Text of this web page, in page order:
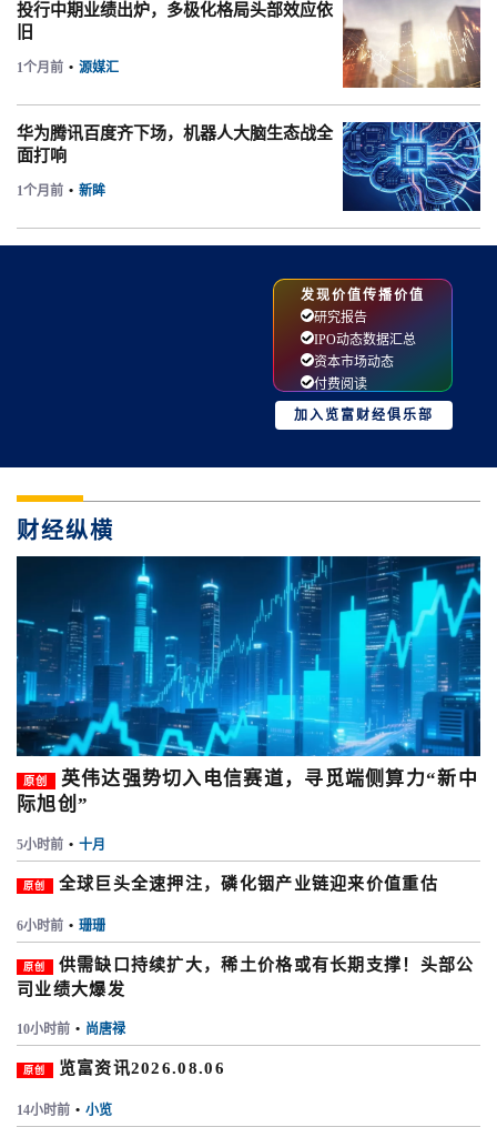
投行中期业绩出炉，多极化格局头部效应依
旧
1个月前 • 源媒汇
华为腾讯百度齐下场，机器人大脑生态战全
面打响
1个月前 • 新眸
发现价值传播价值
研究报告
IPO动态数据汇总
资本市场动态
付费阅读
加入览富财经俱乐部
财经纵横
原创
英伟达强势切入电信赛道，寻觅端侧算力“新中
际旭创”
5小时前 • 十月
原创 全球巨头全速押注，磷化铟产业链迎来价值重估
6小时前 • 珊珊
原创
供需缺口持续扩大，稀土价格或有长期支撑！头部公
司业绩大爆发
10小时前 • 尚唐禄
原创 览富资讯2026.08.06
14小时前 • 小览